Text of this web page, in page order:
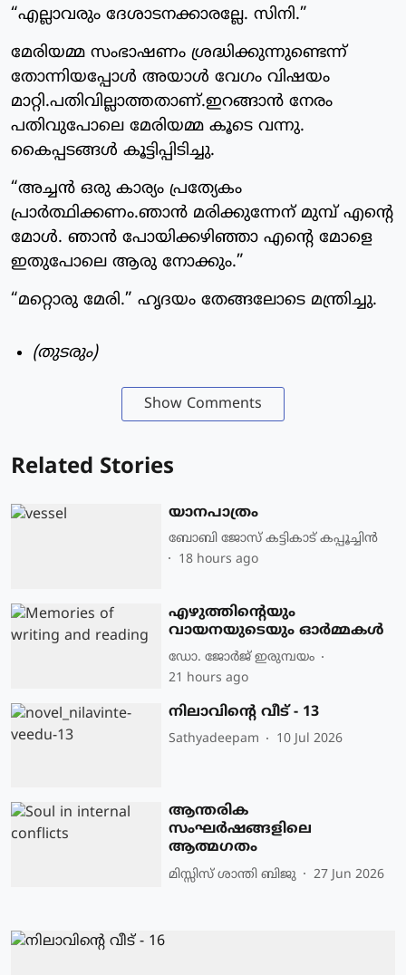
“എല്ലാവരും ദേശാടനക്കാരല്ലേ. സിനി.”
മേരിയമ്മ സംഭാഷണം ശ്രദ്ധിക്കുന്നുണ്ടെന്ന്
തോന്നിയപ്പോൾ അയാൾ വേഗം വിഷയം
മാറ്റി.പതിവില്ലാത്തതാണ്.ഇറങ്ങാൻ നേരം
പതിവുപോലെ മേരിയമ്മ കൂടെ വന്നു.
കൈപ്പടങ്ങൾ കൂട്ടിപ്പിടിച്ചു.
“അച്ചൻ ഒരു കാര്യം പ്രത്യേകം
പ്രാർത്ഥിക്കണം.ഞാൻ മരിക്കുന്നേന് മുമ്പ് എന്റെ
മോൾ. ഞാൻ പോയിക്കഴിഞ്ഞാ എന്റെ മോളെ
ഇതുപോലെ ആരു നോക്കും.”
“മറ്റൊരു മേരി.” ഹൃദയം തേങ്ങലോടെ മന്ത്രിച്ചു.
(തുടരും)
Show Comments
Related Stories
യാനപാത്രം
ബോബി ജോസ് കട്ടികാട് കപ്പൂച്ചിൻ
18 hours ago
എഴുത്തിന്റെയും
വായനയുടെയും ഓർമ്മകൾ
ഡോ. ജോര്‍ജ് ഇരുമ്പയം
21 hours ago
നിലാവിന്റെ വീട് - 13
Sathyadeepam 10 Jul 2026
ആന്തരിക
സംഘർഷങ്ങളിലെ
ആത്മഗതം
മിസ്സിസ് ശാന്തി ബിജു 27 Jun 2026